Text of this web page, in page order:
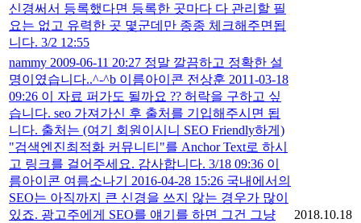
신경써서 등록했다면 등록한 곳마다 다 관리할 필
요는 없고 유력한 곳 몇군데만 종종 체크해주면됩
니다. 3/2 12:55
nammy 2009-06-11 20:27 정말 깔끔하고 정확한 설
명이였습니다..^-^b 이름아이콘 전상훈 2011-03-18
09:26 이 자료 퍼가도 될까요 ?? 허락을 구하고 싶
습니다. seo 가져가신 후 출처를 기입해주시면 됩
니다. 출처는 (여기 회원이시니 SEO Friendly하게)
"검색엔진최적화 커뮤니티"를 Anchor Text로 하시
고 링크를 걸어주세요. 감사합니다. 3/18 09:36 이
름아이콘 여름소나기 2016-04-28 15:26 국내에서의
SEO는 아직까지 큰 신경을 쓰지 않는 경우가 많이
있죠. 광고주에게 SEO를 얘기를 하면 그건 그냥
2018.10.18